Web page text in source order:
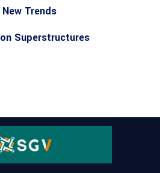
New Trends
on Superstructures